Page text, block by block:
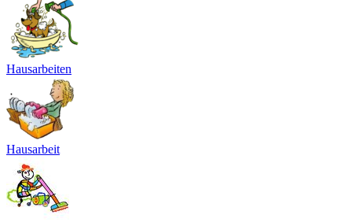
Hausarbeiten
Hausarbeit